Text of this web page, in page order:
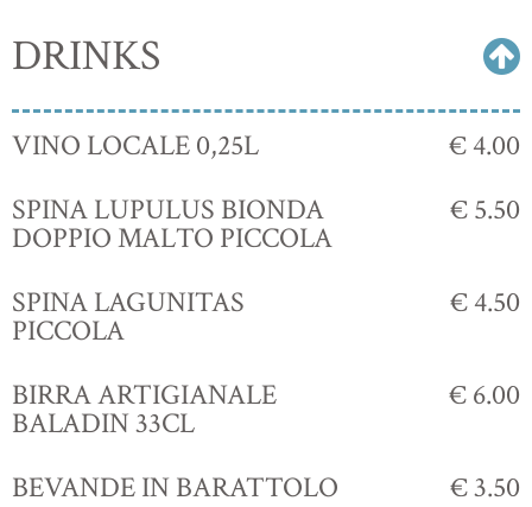
DRINKS
VINO LOCALE 0,25L
€ 4.00
SPINA LUPULUS BIONDA
DOPPIO MALTO PICCOLA
€ 5.50
SPINA LAGUNITAS
PICCOLA
€ 4.50
BIRRA ARTIGIANALE
BALADIN 33CL
€ 6.00
BEVANDE IN BARATTOLO
€ 3.50